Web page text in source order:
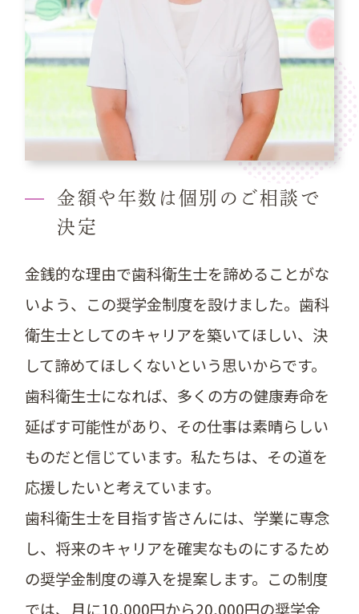
金額や年数は個別のご相談で
決定
金銭的な理由で歯科衛生士を諦めることがな
いよう、この奨学金制度を設けました。歯科
衛生士としてのキャリアを築いてほしい、決
して諦めてほしくないという思いからです。
歯科衛生士になれば、多くの方の健康寿命を
延ばす可能性があり、その仕事は素晴らしい
ものだと信じています。私たちは、その道を
応援したいと考えています。
歯科衛生士を目指す皆さんには、学業に専念
し、将来のキャリアを確実なものにするため
の奨学金制度の導入を提案します。この制度
では、月に10,000円から20,000円の奨学金